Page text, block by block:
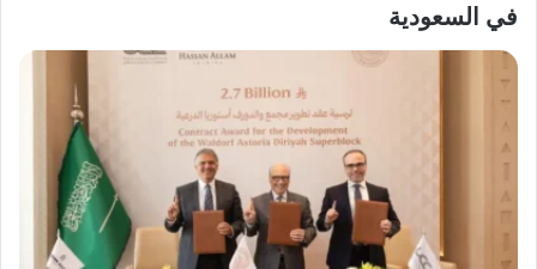
في السعودية